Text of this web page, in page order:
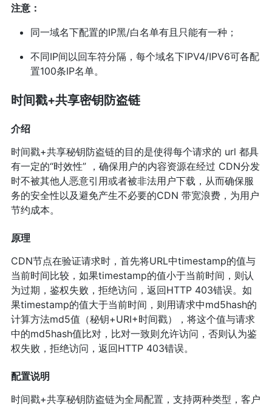
注意：
同一域名下配置的IP黑/白名单有且只能有一种；
不同IP间以回车符分隔，每个域名下IPV4/IPV6可各配
置100条IP名单。
时间戳+共享密钥防盗链
介绍
时间戳+共享秘钥防盗链的目的是使得每个请求的 url 都具
有一定的“时效性” ，确保用户的内容资源在经过 CDN分发
时不被其他人恶意引用或者被非法用户下载，从而确保服
务的安全性以及避免产生不必要的CDN 带宽浪费，为用户
节约成本。
原理
CDN节点在验证请求时，首先将URL中timestamp的值与
当前时间比较，如果timestamp的值小于当前时间，则认
为过期，鉴权失败，拒绝访问，返回HTTP 403错误。如
果timestamp的值大于当前时间，则用请求中md5hash的
计算方法md5值（秘钥+URI+时间戳），将这个值与请求
中的md5hash值比对，比对一致则允许访问，否则认为鉴
权失败，拒绝访问，返回HTTP 403错误。
配置说明
时间戳+共享秘钥防盗链为全局配置，支持两种类型，客户